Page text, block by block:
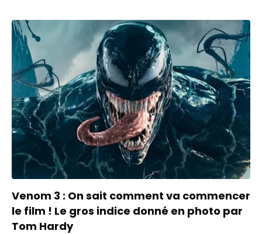
Venom 3 : On sait comment va commencer
le film ! Le gros indice donné en photo par
Tom Hardy